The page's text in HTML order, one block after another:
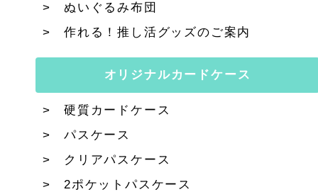
ぬいぐるみ布団
作れる！推し活グッズのご案内
オリジナルカードケース
硬質カードケース
パスケース
クリアパスケース
2ポケットパスケース